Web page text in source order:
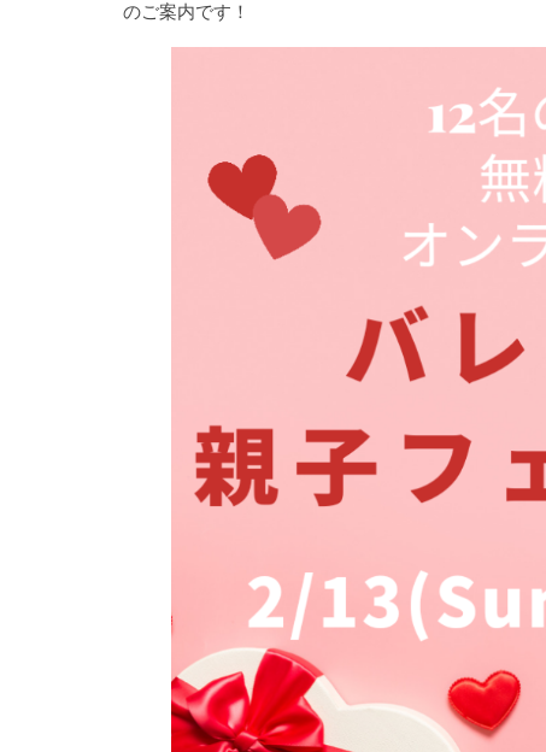
のご案内です！